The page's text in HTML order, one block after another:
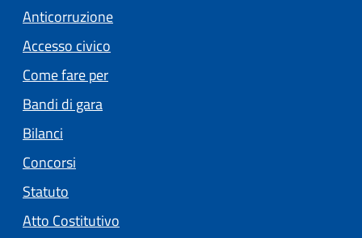
Anticorruzione
Accesso civico
Come fare per
Bandi di gara
Bilanci
Concorsi
Statuto
Atto Costitutivo